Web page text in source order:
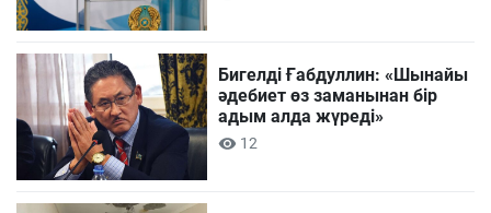
Бигелді Ғабдуллин: «Шынайы
әдебиет өз заманынан бір
адым алда жүреді»
12